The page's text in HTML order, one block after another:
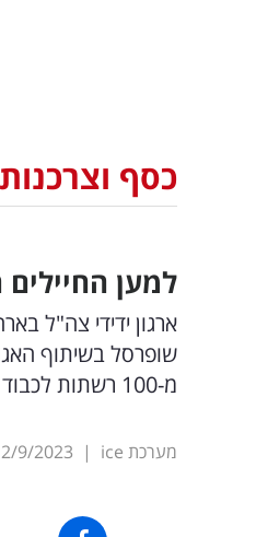
כסף וצרכנות
למען
מ-100 רשתות לכבוד החגים
מערכת ice |
9/2023